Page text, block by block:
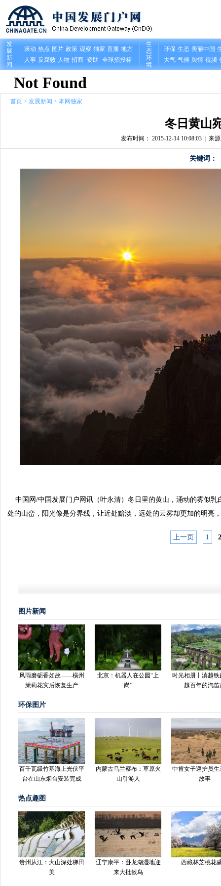
首页 > 发展新闻 > 本网独家
冬日黄山
发布时间： 2015-12-14 10:08:03| 来
关键词：
中国网/中国发展门户网讯（叶永清）冬日里的黄山，涌动的雾似
处的山峦，阳光像是分界线，让近处黯淡，远处的云雾却更加的明亮
上一页 1 2